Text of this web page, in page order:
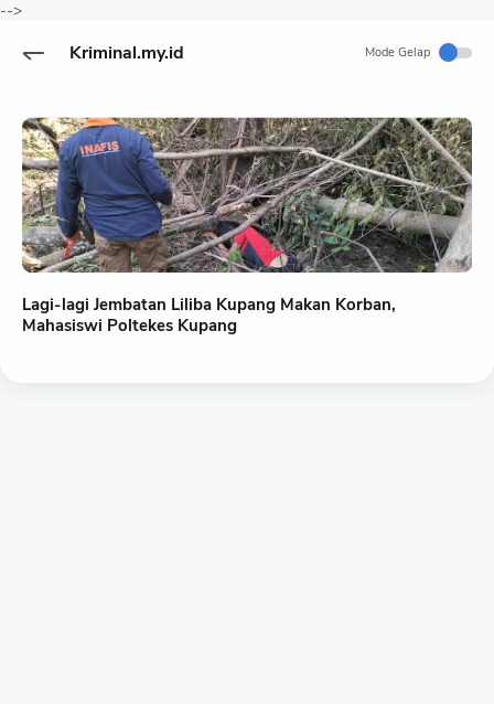
-->
Kriminal.my.id Mode Gelap
Lagi-lagi Jembatan Liliba Kupang Makan Korban,
Mahasiswi Poltekes Kupang